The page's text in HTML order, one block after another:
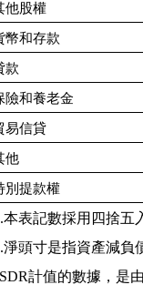
他股權
幣和存款
款
險和養老金
易信貸
他
別提款權
本表記數採用四捨五
淨頭寸是指資產減負
計值的數據，是